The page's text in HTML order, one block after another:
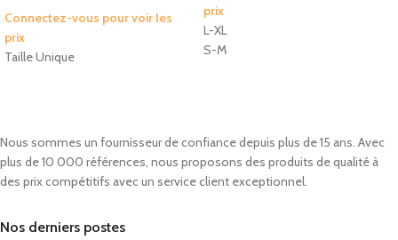
Connectez-vous pour voir les
prix
Taille Unique
prix
L-XL
S-M
Nous sommes un fournisseur de confiance depuis plus de 15 ans. Avec
plus de 10 000 références, nous proposons des produits de qualité à
des prix compétitifs avec un service client exceptionnel.
Nos derniers postes